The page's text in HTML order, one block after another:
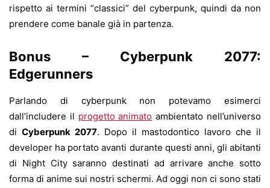
rispetto ai termini “classici” del cyberpunk, quindi da non
prendere come banale già in partenza.
Bonus – Cyberpunk 2077:
Edgerunners
Parlando di cyberpunk non potevamo esimerci
dall’includere il progetto animato ambientato nell’universo
di Cyberpunk 2077. Dopo il mastodontico lavoro che il
developer ha portato avanti durante questi anni, gli abitanti
di Night City saranno destinati ad arrivare anche sotto
forma di anime sui nostri schermi. Ad oggi non ci sono stati